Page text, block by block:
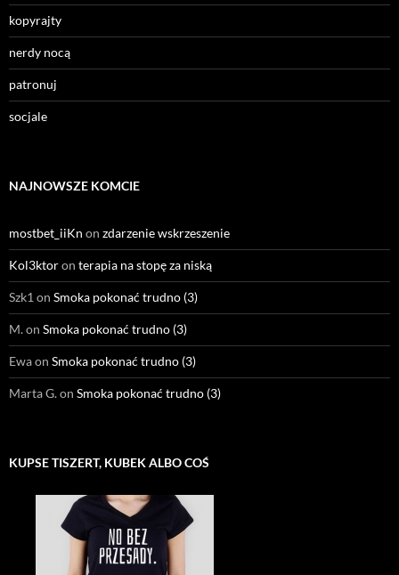
kopyrajty
nerdy nocą
patronuj
socjale
NAJNOWSZE KOMCIE
mostbet_iiKn on zdarzenie wskrzeszenie
Kol3ktoron terapia na stopę za niską
Szk1on Smoka pokonać trudno (3)
M.on Smoka pokonać trudno (3)
Ewaon Smoka pokonać trudno (3)
Marta G.on Smoka pokonać trudno (3)
KUPSE TISZERT, KUBEK ALBO COŚ